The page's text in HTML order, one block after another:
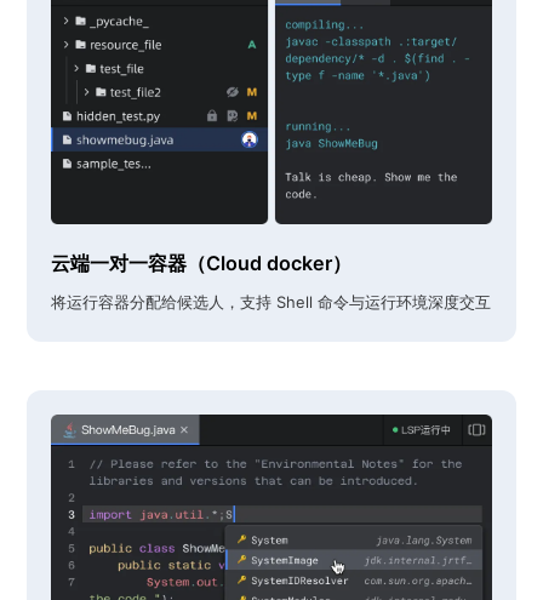
云端一对一容器（Cloud docker）
将运行容器分配给候选人，支持 Shell 命令与运行环境深度交互